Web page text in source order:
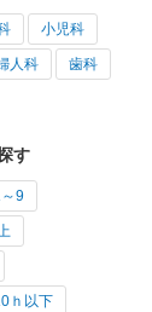
小児科
人科 歯科
す
9
ｈ以下